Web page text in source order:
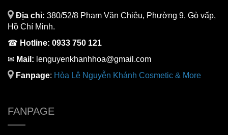
Địa chỉ: 380/52/8 Phạm Văn Chiêu, Phường 9, Gò vấp,
Hồ Chí Minh.
☎ Hotline: 0933 750 121
✉ Mail: lenguyenkhanhhoa@gmail.com
Fanpage: Hòa Lê Nguyễn Khánh Cosmetic & More
FANPAGE